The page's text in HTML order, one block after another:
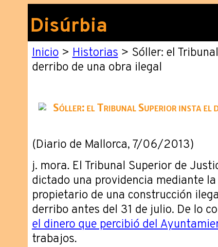
Disúrbia
Inicio>Historias> Sóller: el
derribo de una obra ilegal
Sóller: el Tribunal Superior insta el
(Diario de Mallorca, 7/06/2013)
j. mora. El Tribunal Superior de
dictado una providencia mediante
propietario de una construcción
derribo antes del 31 de julio. De lo
el dinero que percibió del
trabajos.